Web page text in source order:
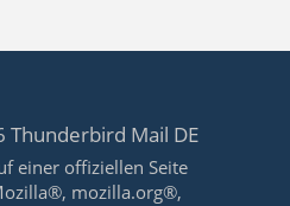
Mail DE
einer offiziellen Seite
mozilla.org®,